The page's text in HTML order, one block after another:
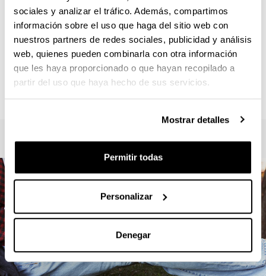
sociales y analizar el tráfico. Además, compartimos
información sobre el uso que haga del sitio web con
nuestros partners de redes sociales, publicidad y análisis
web, quienes pueden combinarla con otra información
que les haya proporcionado o que hayan recopilado a
partir del uso que haya hecho de sus servicios.
Mostrar detalles
Permitir todas
Personalizar
Denegar
Responsable del Máster :
VERBEKE , FREDERIK
frederik.verbeke@ehu.eus
Secretaría :
ANGULO, Iratxe
letrak.fak.masterrak@ehu.eus